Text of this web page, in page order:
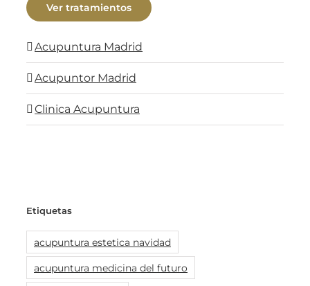
Ver tratamientos
Acupuntura Madrid
Acupuntor Madrid
Clinica Acupuntura
Etiquetas
acupuntura estetica navidad
acupuntura medicina del futuro